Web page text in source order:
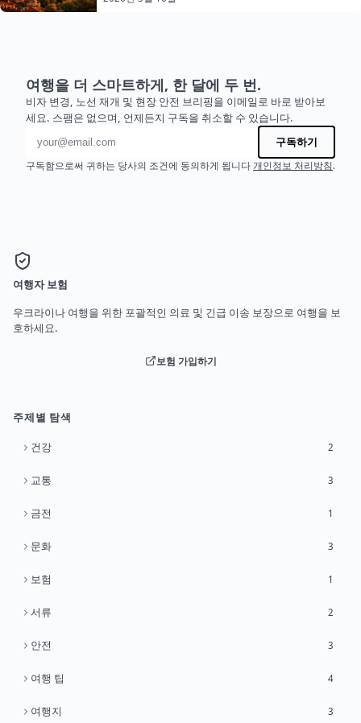
여행을 더 스마트하게, 한 달에 두 번.
비자 변경, 노선 재개 및 현장 안전 브리핑을 이메일로 바로 받아보
세요. 스팸은 없으며, 언제든지 구독을 취소할 수 있습니다.
이메일 주소
구독하기
구독함으로써 귀하는 당사의 조건에 동의하게 됩니다 개인정보 처리방침.
여행자 보험
우크라이나 여행을 위한 포괄적인 의료 및 긴급 이송 보장으로 여행을 보
호하세요.
보험 가입하기
주제별 탐색
건강 2
교통 3
금전 1
문화 3
보험 1
서류 2
안전 3
여행 팁 4
여행지 3